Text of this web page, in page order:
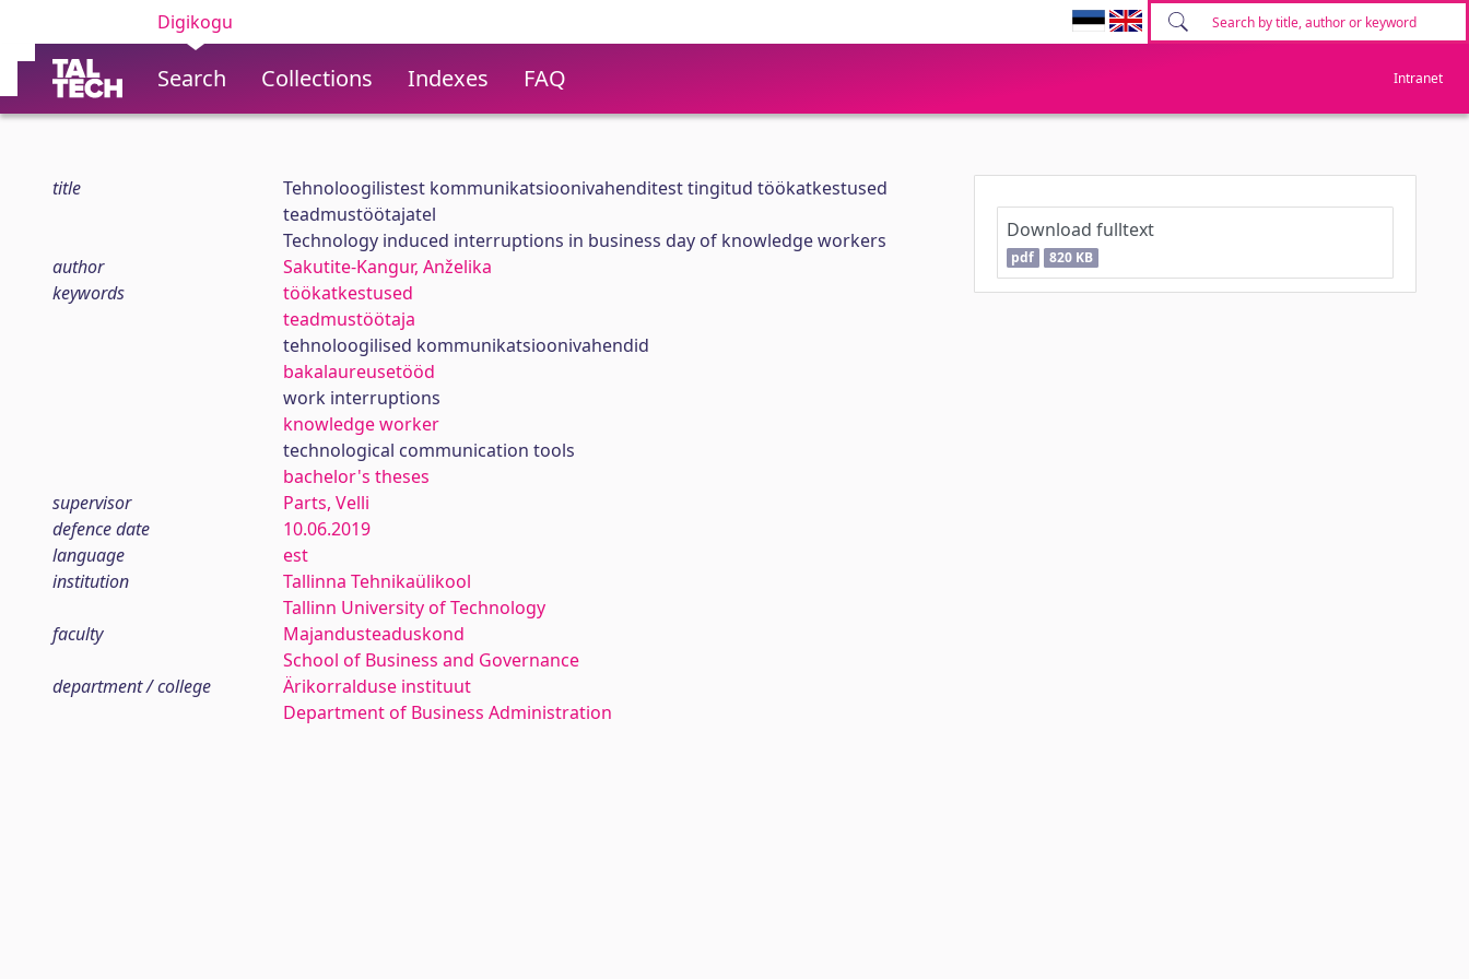
Digikogu
Search Collections Indexes FAQ Intranet
title
Tehnoloogilistest kommunikatsioonivahenditest tingitud töökatkestused
teadmustöötajatel
Technology induced interruptions in business day of knowledge workers
author
Sakutite-Kangur, Anželika
keywords
töökatkestused
teadmustöötaja
tehnoloogilised kommunikatsioonivahendid
bakalaureusetööd
work interruptions
knowledge worker
technological communication tools
bachelor's theses
supervisor
Parts, Velli
defence date
10.06.2019
language
est
institution
Tallinna Tehnikaülikool
Tallinn University of Technology
faculty
Majandusteaduskond
School of Business and Governance
department / college
Ärikorralduse instituut
Department of Business Administration
Download fulltext
pdf 820 KB